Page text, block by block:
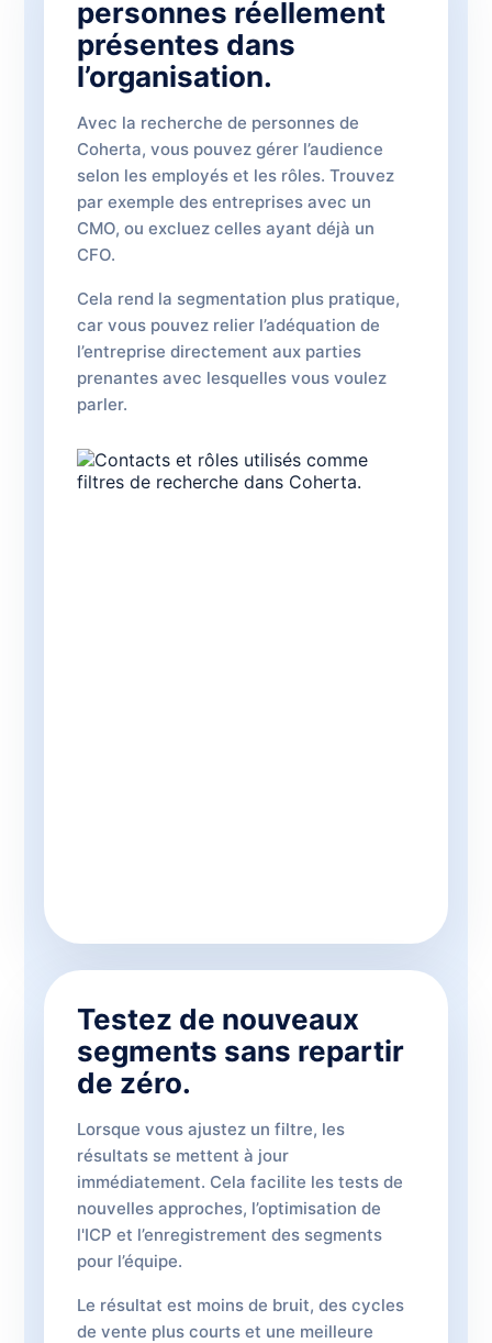
personnes réellement
présentes dans
l’organisation.
Avec la recherche de personnes de
Coherta, vous pouvez gérer l’audience
selon les employés et les rôles. Trouvez
par exemple des entreprises avec un
CMO, ou excluez celles ayant déjà un
CFO.
Cela rend la segmentation plus pratique,
car vous pouvez relier l’adéquation de
l’entreprise directement aux parties
prenantes avec lesquelles vous voulez
parler.
Testez de nouveaux
segments sans repartir
de zéro.
Lorsque vous ajustez un filtre, les
résultats se mettent à jour
immédiatement. Cela facilite les tests de
nouvelles approches, l’optimisation de
l'ICP et l’enregistrement des segments
pour l’équipe.
Le résultat est moins de bruit, des cycles
de vente plus courts et une meilleure